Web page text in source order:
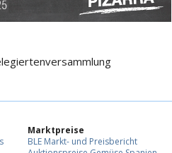
Marktpreise
BLE Markt- und Preisbericht